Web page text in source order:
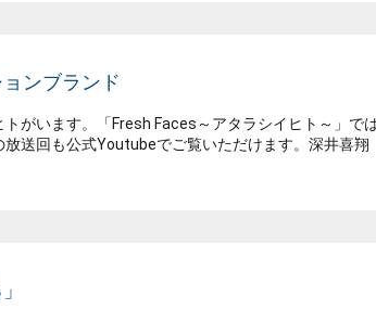
ンブランド
がいます。「Fresh Faces～アタラシイヒト～」で
送回も公式Youtubeでご覧いただけます。深井喜翔